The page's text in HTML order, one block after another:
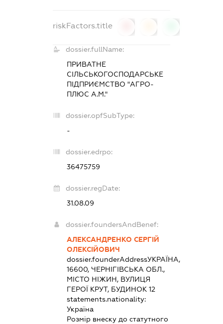
riskFactors.title
dossier.fullName:
ПРИВАТНЕ
СІЛЬСЬКОГОСПОДАРСЬКЕ
ПІДПРИЄМСТВО "АГРО-
ПЛЮС А.М."
dossier.opfSubType:
-
dossier.edrpo:
36475759
dossier.regDate:
31.08.09
dossier.foundersAndBenef:
АЛЕКСАНДРЕНКО СЕРГІЙ
ОЛЕКСІЙОВИЧ
dossier.founderAddressУКРАЇНА,
16600, ЧЕРНІГІВСЬКА ОБЛ.,
МІСТО НІЖИН, ВУЛИЦЯ
ГЕРОЇ КРУТ, БУДИНОК 12
statements.nationality:
Україна
Розмір внеску до статутного